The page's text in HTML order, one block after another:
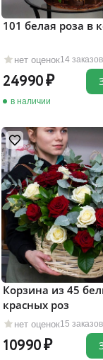
нет оценок14 заказов
101 белая роза в
24990
в наличии
нет оценок15 заказов
Корзина из 45
красных роз
10990